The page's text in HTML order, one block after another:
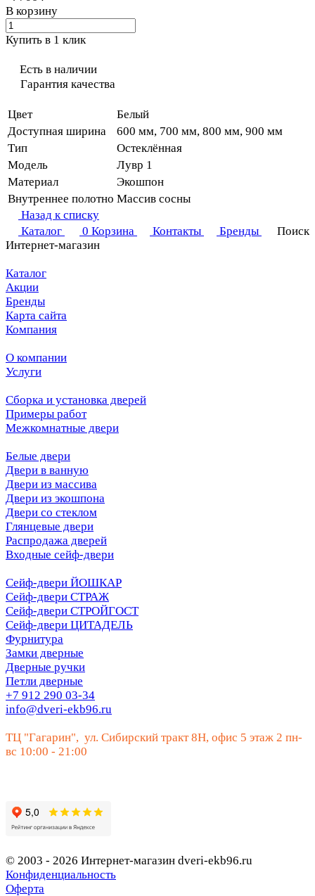
В корзину
Купить в 1 клик
Есть в наличии
Гарантия качества
Цвет
Белый
Доступная ширина
600 мм, 700 мм, 800 мм, 900 мм
Тип
Остеклённая
Модель
Лувр 1
Материал
Экошпон
Внутреннее полотно Массив сосны
Назад к списку
Каталог
0 Корзина Контакты Бренды
Поиск
Интернет-магазин
Каталог
Акции
Бренды
Карта сайта
Компания
О компании
Услуги
Сборка и установка дверей
Примеры работ
Межкомнатные двери
Белые двери
Двери в ванную
Двери из массива
Двери из экошпона
Двери со стеклом
Глянцевые двери
Распродажа дверей
Входные сейф-двери
Сейф-двери ЙОШКАР
Сейф-двери СТРАЖ
Сейф-двери СТРОЙГОСТ
Сейф-двери ЦИТАДЕЛЬ
Фурнитура
Замки дверные
Дверные ручки
Петли дверные
+7 912 290 03-34
info@dveri-ekb96.ru
ТЦ "Гагарин", ул. Сибирский тракт 8Н, офис 5 этаж 2 пн-
вс 10:00 - 21:00
© 2003 - 2026 Интернет-магазин dveri-ekb96.ru
Конфиденциальность
Оферта